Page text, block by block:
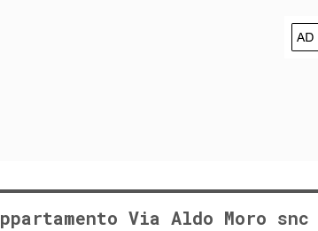
Via Aldo Moro snc